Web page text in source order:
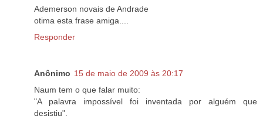
Ademerson novais de Andrade
otima esta frase amiga....
Responder
Anônimo 15 de maio de 2009 às 20:17
Naum tem o que falar muito:
"A palavra impossível foi inventada por alguém que
desistiu".